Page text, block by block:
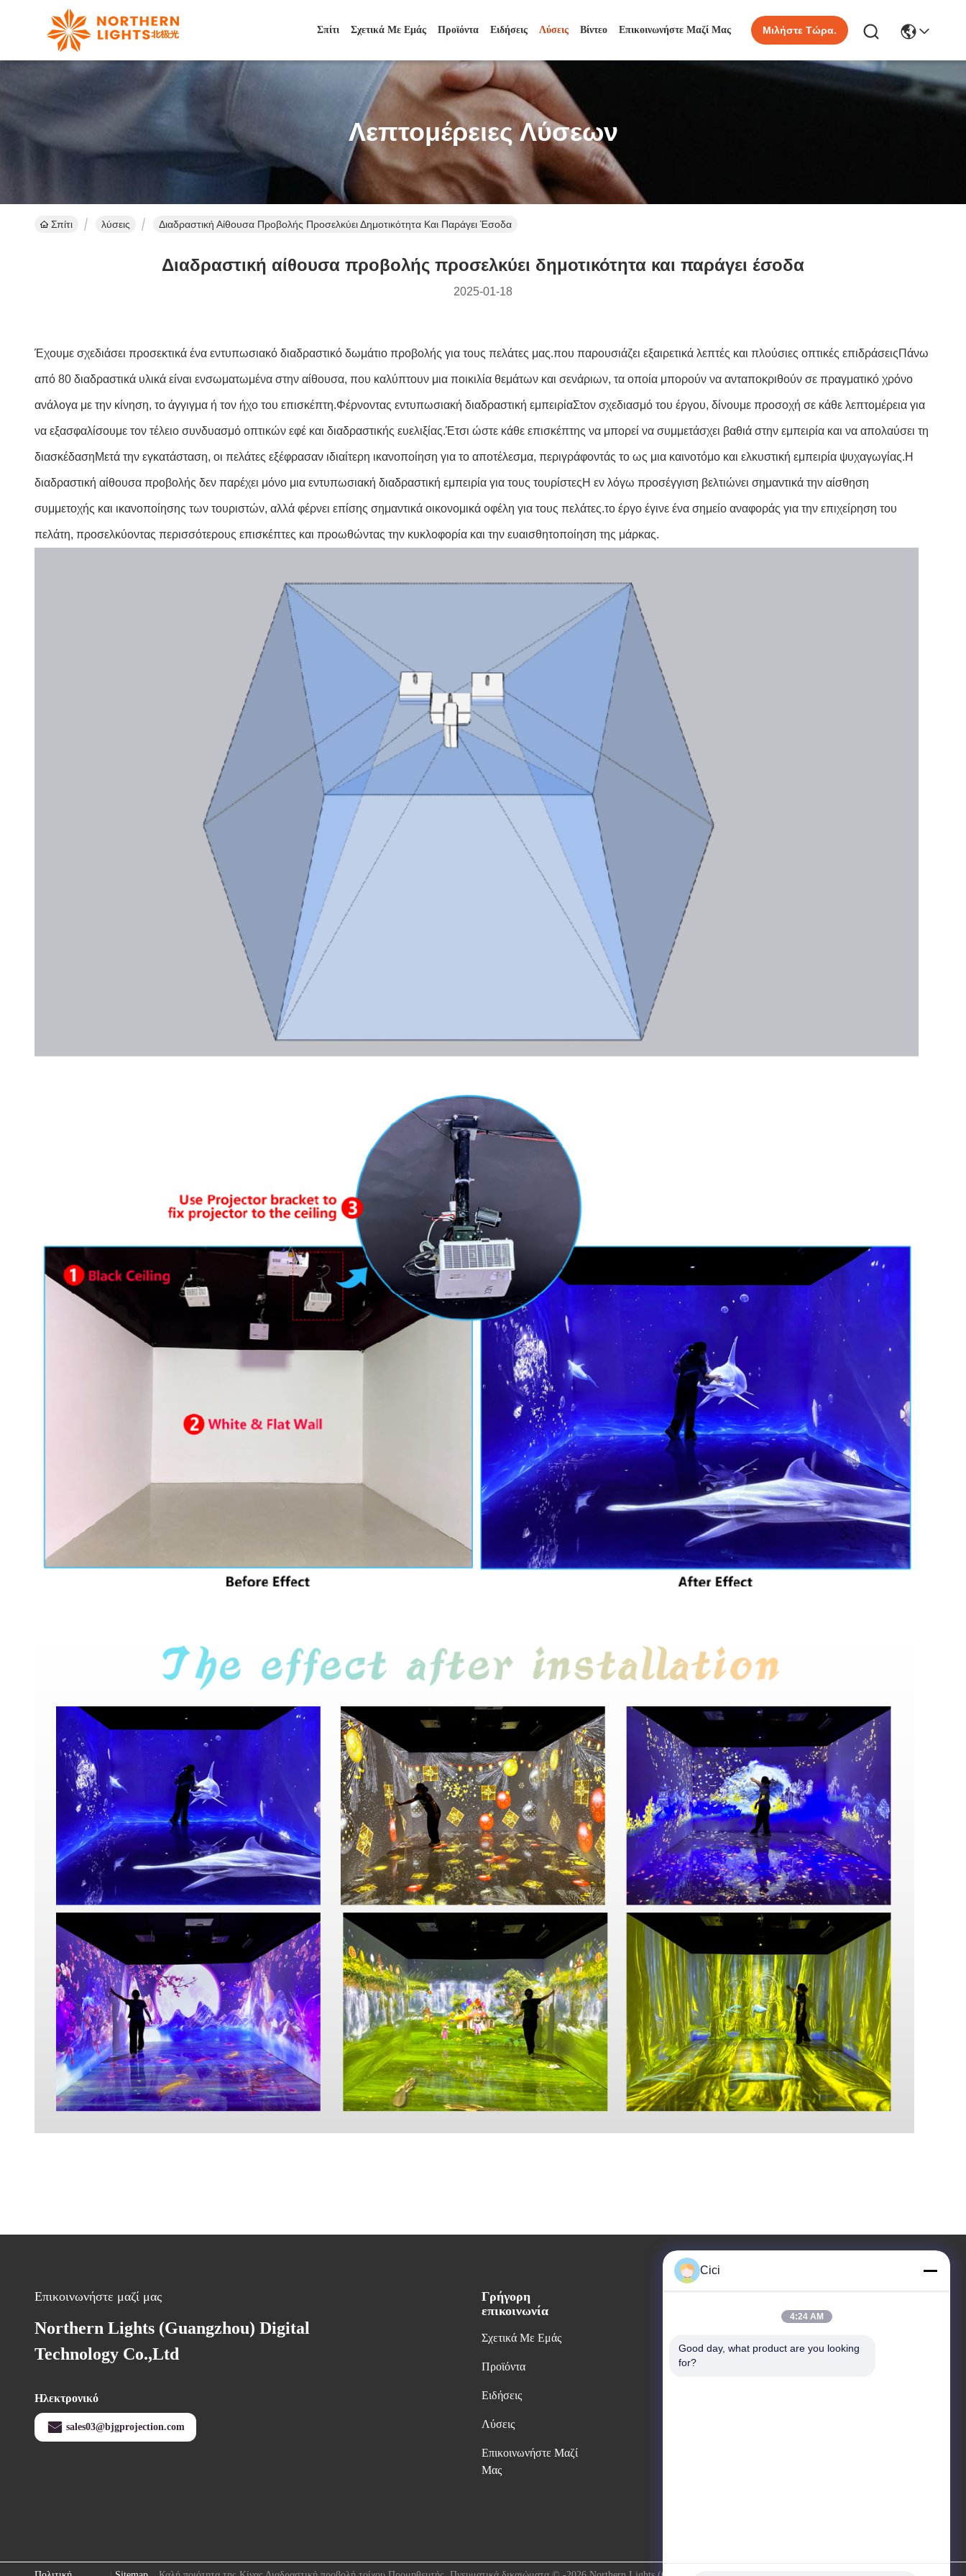
Σπίτι Σχετικά Με Εμάς Προϊόντα Ειδήσεις Λύσεις Βίντεο Επικοινωνήστε Μαζί Μας Μιλήστε Τώρα.
Λεπτομέρειες Λύσεων
Σπίτι λύσεις Διαδραστική Αίθουσα Προβολής Προσελκύει Δημοτικότητα Και Παράγει Έσοδα
Διαδραστική αίθουσα προβολής προσελκύει δημοτικότητα και παράγει έσοδα
2025-01-18
Έχουμε σχεδιάσει προσεκτικά ένα εντυπωσιακό διαδραστικό δωμάτιο προβολής για τους πελάτες μας.που παρουσιάζει εξαιρετικά λεπτές και πλούσιες οπτικές επιδράσειςΠάνω
από 80 διαδραστικά υλικά είναι ενσωματωμένα στην αίθουσα, που καλύπτουν μια ποικιλία θεμάτων και σενάριων, τα οποία μπορούν να ανταποκριθούν σε πραγματικό χρόνο
ανάλογα με την κίνηση, το άγγιγμα ή τον ήχο του επισκέπτη.Φέρνοντας εντυπωσιακή διαδραστική εμπειρίαΣτον σχεδιασμό του έργου, δίνουμε προσοχή σε κάθε λεπτομέρεια για
να εξασφαλίσουμε τον τέλειο συνδυασμό οπτικών εφέ και διαδραστικής ευελιξίας.Έτσι ώστε κάθε επισκέπτης να μπορεί να συμμετάσχει βαθιά στην εμπειρία και να απολαύσει τη
διασκέδασηΜετά την εγκατάσταση, οι πελάτες εξέφρασαν ιδιαίτερη ικανοποίηση για το αποτέλεσμα, περιγράφοντάς το ως μια καινοτόμο και ελκυστική εμπειρία ψυχαγωγίας.Η
διαδραστική αίθουσα προβολής δεν παρέχει μόνο μια εντυπωσιακή διαδραστική εμπειρία για τους τουρίστεςΗ εν λόγω προσέγγιση βελτιώνει σημαντικά την αίσθηση
συμμετοχής και ικανοποίησης των τουριστών, αλλά φέρνει επίσης σημαντικά οικονομικά οφέλη για τους πελάτες.το έργο έγινε ένα σημείο αναφοράς για την επιχείρηση του
πελάτη, προσελκύοντας περισσότερους επισκέπτες και προωθώντας την κυκλοφορία και την ευαισθητοποίηση της μάρκας.
Επικοινωνήστε μαζί μας
Northern Lights (Guangzhou) Digital
Technology Co.,Ltd
Ηλεκτρονικό
sales03@bjgprojection.com
Γρήγορη
επικοινωνία
Σχετικά Με Εμάς
Προϊόντα
Ειδήσεις
Λύσεις
Επικοινωνήστε Μαζί
Μας
Η διεύθυνσή μας
Διαμέρισμα A 101, Κτίριο 3C, Huachuangll, Οδός
Huateng, Περιοχή Panyu, Πόλη Guangzhou, Κίνα
Cici
4:24 AM
Good day, what product are you looking
for?